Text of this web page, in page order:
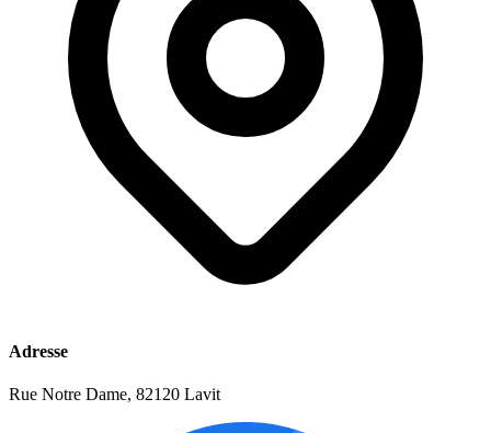
Adresse
Rue Notre Dame, 82120 Lavit